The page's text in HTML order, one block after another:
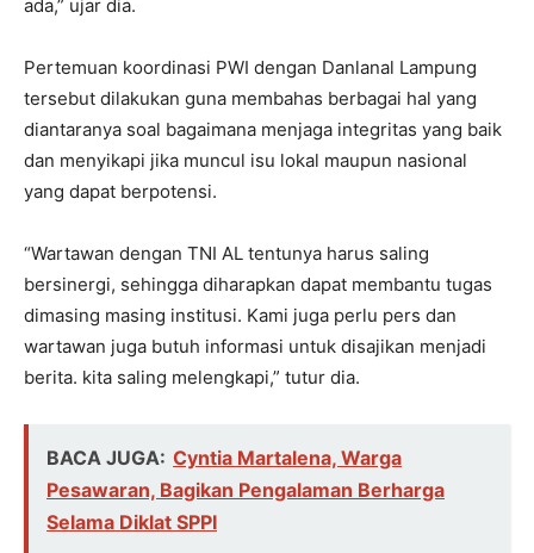
ada,” ujar dia.
Pertemuan koordinasi PWI dengan Danlanal Lampung
tersebut dilakukan guna membahas berbagai hal yang
diantaranya soal bagaimana menjaga integritas yang baik
dan menyikapi jika muncul isu lokal maupun nasional
yang dapat berpotensi.
“Wartawan dengan TNI AL tentunya harus saling
bersinergi, sehingga diharapkan dapat membantu tugas
dimasing masing institusi. Kami juga perlu pers dan
wartawan juga butuh informasi untuk disajikan menjadi
berita. kita saling melengkapi,” tutur dia.
BACA JUGA: Cyntia Martalena, Warga
Pesawaran, Bagikan Pengalaman Berharga
Selama Diklat SPPI